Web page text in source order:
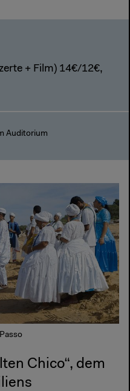
+ Film) 14€/12€,
Auditorium
Chico“, dem